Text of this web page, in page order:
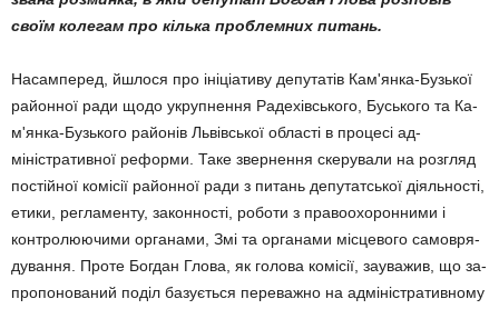
своїм колегам про кілька проблемних питань.
Насамперед, йшлося про іні­ціативу депутатів Кам'янка-Бузької
районної ради щодо укрупнення Радехівського, Буського та Ка­
м'ян­ка-Бузького районів Львівської області в процесі ад­
міністративної реформи. Таке звер­нення скеру­вали на розгляд
постійної комісії районної ради з питань депутат­ської діяльності,
етики, регламенту, за­конності, роботи з правоохорон­ними і
контролюючими органами, Змі та органами місцевого само­вря­
дування. Проте Богдан Глова, як голова комісії, зауважив, що за­
пропонований поділ базується переважно на адмі­ні­стративному